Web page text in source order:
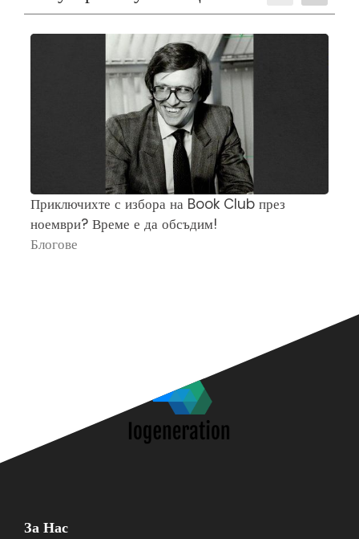
Приключихте с избора на Book Club през
ноември? Време е да обсъдим!
Блогове
За Нас